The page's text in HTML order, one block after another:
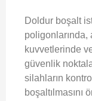
Doldur boşalt
kuvvetlerinde
güvenlik
silahların
boşaltılmasını